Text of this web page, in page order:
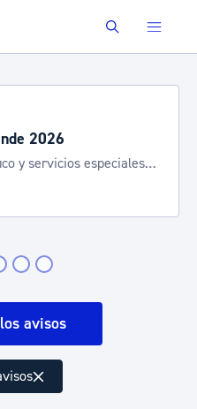
Buscar
2026
y servicios especiales
avisos